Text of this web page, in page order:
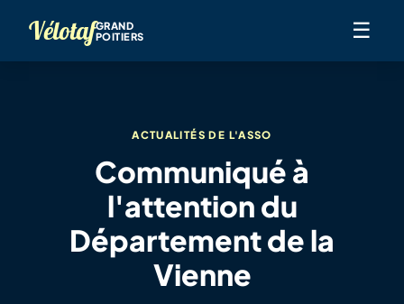
VélotafGRAND
POITIERS
☰
ACTUALITÉS DE L'ASSO
Communiqué à
l'attention du
Département de la
Vienne